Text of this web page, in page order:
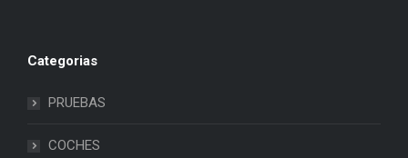
Categorias
PRUEBAS
COCHES